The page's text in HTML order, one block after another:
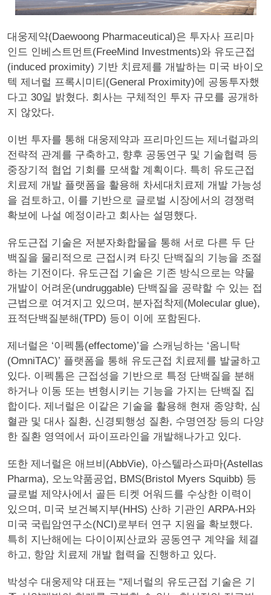
대웅제약(Daewoong Pharmaceutical)은 투자사 프리마
인드 인베스트먼트(FreeMind Investments)와 유도근접
(induced proximity) 기반 치료제를 개발하는 미국 바이오
텍 제너럴 프록시미티(General Proximity)에 공동투자했
다고 30일 밝혔다. 회사는 구체적인 투자 규모를 공개하
지 않았다.
이번 투자를 통해 대웅제약과 프리마인드는 제너럴과의
전략적 관계를 구축하고, 향후 공동연구 및 기술협력 등
중장기적 협업 기회를 모색할 계획이다. 특히 유도근접
치료제 개발 플랫폼을 활용해 차세대치료제 개발 가능성
을 검토하고, 이를 기반으로 글로벌 시장에서의 경쟁력
확보에 나설 예정이라고 회사는 설명했다.
유도근접 기술은 저분자화합물을 통해 서로 다른 두 단
백질을 물리적으로 근접시켜 타깃 단백질의 기능을 조절
하는 기전이다. 유도근접 기술은 기존 방식으로는 약물
개발이 어려운(undruggable) 단백질을 공략할 수 있는 접
근법으로 여겨지고 있으며, 분자접착제(Molecular glue),
표적단백질분해(TPD) 등이 이에 포함된다.
제너럴은 ‘이펙톰(effectome)’을 스캐닝하는 ‘옴니탁
(OmniTAC)’ 플랫폼을 통해 유도근접 치료제를 발굴하고
있다. 이펙톰은 근접성을 기반으로 특정 단백질을 분해
하거나 이동 또는 변형시키는 기능을 가지는 단백질 집
합이다. 제너럴은 이같은 기술을 활용해 현재 종양학, 심
혈관 및 대사 질환, 신경퇴행성 질환, 수명연장 등의 다양
한 질환 영역에서 파이프라인을 개발해나가고 있다.
또한 제너럴은 애브비(AbbVie), 아스텔라스파마(Astellas
Pharma), 오노약품공업, BMS(Bristol Myers Squibb) 등
글로벌 제약사에서 골든 티켓 어워드를 수상한 이력이
있으며, 미국 보건복지부(HHS) 산하 기관인 ARPA-H와
미국 국립암연구소(NCI)로부터 연구 지원을 확보했다.
특히 지난해에는 다이이찌산쿄와 공동연구 계약을 체결
하고, 항암 치료제 개발 협력을 진행하고 있다.
박성수 대웅제약 대표는 “제너럴의 유도근접 기술은 기